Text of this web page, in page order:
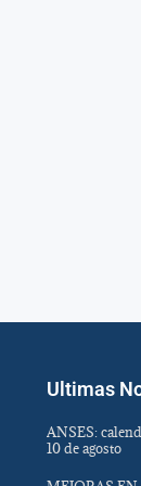
Ultimas
ANSES:
10 de agosto